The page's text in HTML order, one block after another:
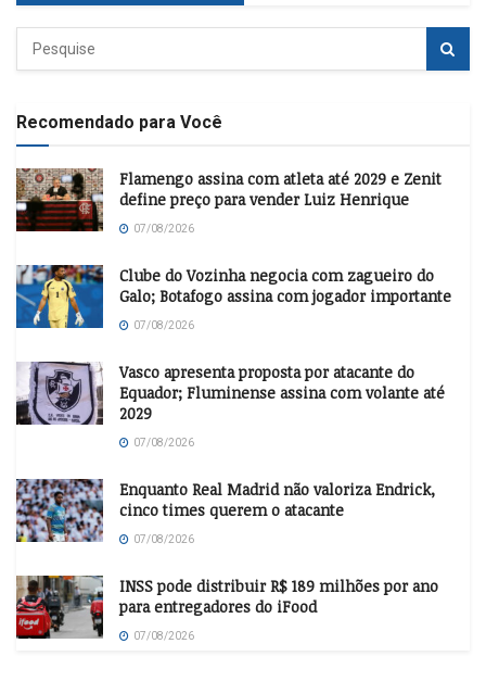
Recomendado para Você
Flamengo assina com atleta até 2029 e Zenit
define preço para vender Luiz Henrique
07/08/2026
Clube do Vozinha negocia com zagueiro do
Galo; Botafogo assina com jogador importante
07/08/2026
Vasco apresenta proposta por atacante do
Equador; Fluminense assina com volante até
2029
07/08/2026
Enquanto Real Madrid não valoriza Endrick,
cinco times querem o atacante
07/08/2026
INSS pode distribuir R$ 189 milhões por ano
para entregadores do iFood
07/08/2026